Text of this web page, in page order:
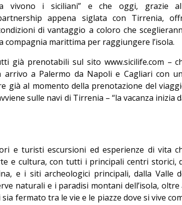
vivono i siciliani” e che oggi, grazie
appena siglata con Tirrenia,
di vantaggio a coloro che
compagnia marittima per raggiungere l’isola.
già prenotabili sul sito www.sicilife.com –
a Palermo da Napoli e Cagliari con
già al momento della prenotazione del
sulle navi di Tirrenia – “la vacanza inizia
e turisti escursioni ed esperienze di vita
e cultura, con tutti i principali centri storici,
e i siti archeologici principali, dalla Valle
naturali e i paradisi montani dell’isola, oltre
fermato tra le vie e le piazze dove si vive